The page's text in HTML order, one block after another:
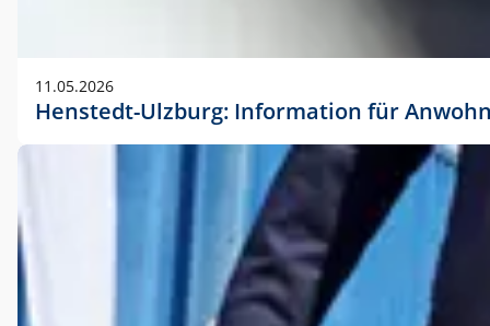
11.05.2026
Henstedt-Ulzburg: Information für